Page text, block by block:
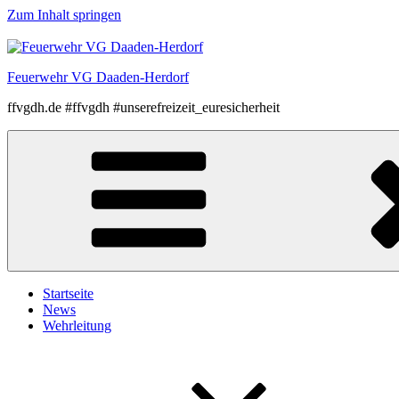
Zum Inhalt springen
Feuerwehr VG Daaden-Herdorf
ffvgdh.de #ffvgdh #unserefreizeit_euresicherheit
Startseite
News
Wehrleitung